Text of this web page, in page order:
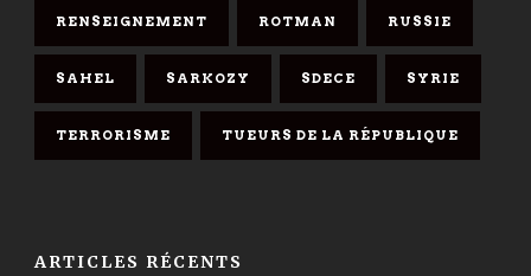
RENSEIGNEMENT ROTMAN RUSSIE
SAHEL SARKOZY SDECE SYRIE
TERRORISME TUEURS DE LA RÉPUBLIQUE
ARTICLES RÉCENTS